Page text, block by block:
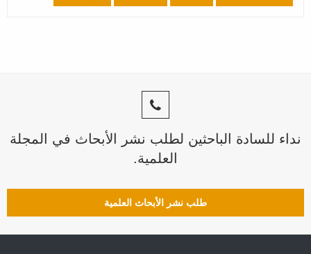
نداء للسادة الباحثين لطلب نشر الأبحاث في المجلة
العلمية.
طلب نشر الأبحاث العلمية